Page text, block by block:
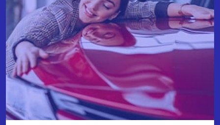
Simulador Consórcio x Financiamento